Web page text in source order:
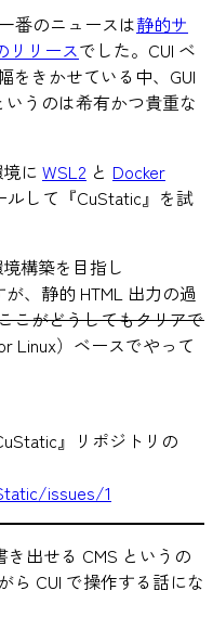
番のニュースは静的サ
リリースでした。CUI ベ
をきかせている中、GUI
うのは希有かつ貴重な
に WSL2 と Docker
ルして『CuStatic』を試
構築を目指し
、静的 HTML 出力の過
こがどうしてもクリアで
Linux）ベースでやって
』リポジトリの
issues/1
出せる CMS というの
ら CUI で操作する話にな